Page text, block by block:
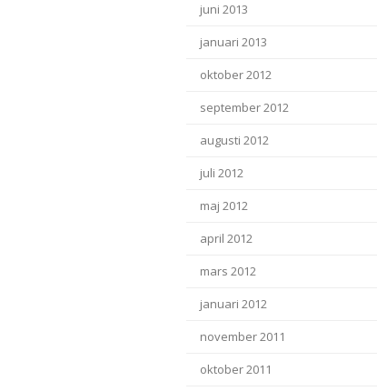
juni 2013
januari 2013
oktober 2012
september 2012
augusti 2012
juli 2012
maj 2012
april 2012
mars 2012
januari 2012
november 2011
oktober 2011